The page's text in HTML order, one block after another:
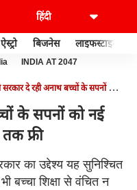
ऐस्ट्रो बिजनेस लाइफस्टाइल
INDIA AT 2047
सरकार दे रही अनाथ बच्चों के सपनों को
के सपनों को नई
फ्री
का उद्देश्य यह सुनिश्चित
बच्चा शिक्षा से वंचित न